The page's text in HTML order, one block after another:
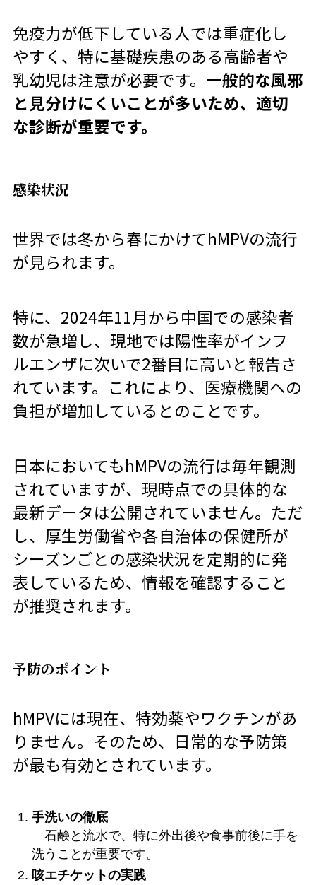
免疫力が低下している人では重症化し
やすく、特に基礎疾患のある高齢者や
乳幼児は注意が必要です。 一般的な風邪
と見分けにくいことが多いため、適切
な診断が重要です。
感染状況
世界では冬から春にかけてhMPVの流行
が見られます。
特に、2024年11月から中国での感染者
数が急増し、現地では陽性率がインフ
ルエンザに次いで2番目に高いと報告さ
れています。これにより、医療機関への
負担が増加しているとのことです。
日本においてもhMPVの流行は毎年観測
されていますが、現時点での具体的な
最新データは公開されていません。ただ
し、厚生労働省や各自治体の保健所が
シーズンごとの感染状況を定期的に発
表しているため、情報を確認すること
が推奨されます。
予防のポイント
hMPVには現在、特効薬やワクチンがあ
りません。そのため、日常的な予防策
が最も有効とされています。
手洗いの徹底
石鹸と流水で、特に外出後や食事前後に手を
洗うことが重要です。
咳エチケットの実践